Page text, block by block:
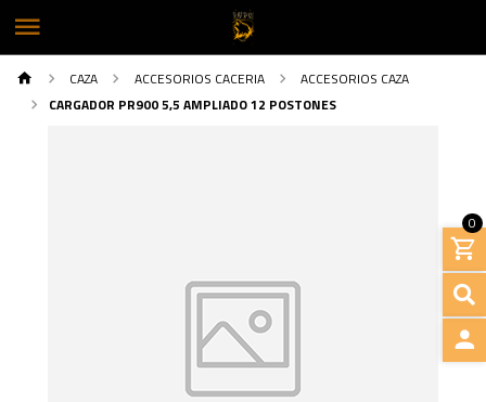
0
CAZA ACCESORIOS CACERIA
ACCESORIOS CAZA
CARGADOR PR900 5,5 AMPLIADO 12 POSTONES